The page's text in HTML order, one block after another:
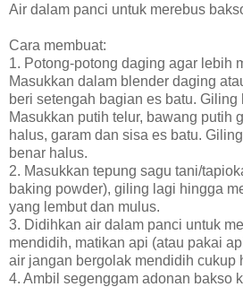
Air dalam panci untuk merebus
Cara membuat:
1. Potong-potong daging agar lebih
Masukkan dalam blender daging
beri setengah bagian es batu. Giling
Masukkan putih telur, bawang putih
halus, garam dan sisa es batu.
benar halus.
2. Masukkan tepung sagu tani/
baking powder), giling lagi hingga
yang lembut dan mulus.
3. Didihkan air dalam panci untuk
mendidih, matikan api (atau pakai
air jangan bergolak mendidih cukup
4. Ambil segenggam adonan bakso